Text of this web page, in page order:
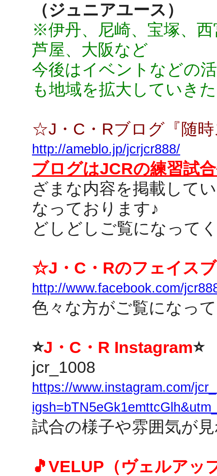
（ジュニアユース）
※伊丹、尼崎、宝塚、西
芦屋、大阪など
今後はイベントなどの
も地域を拡大していき
☆J・C・Rブログ『随
http://ameblo.jp/jcrjcr888/
ブログはJCRの練習試
ざまな内容を掲載して
なっております♪
どしどしご覧になって
☆J・C・Rのフェイス
http://www.facebook.com/
色々な方がご覧になっ
⭐J・C・R Instagram⭐
jcr_1008
https://www.instagram.com/
試合の様子や雰囲気が
🎵VELUP（ヴェルアッ